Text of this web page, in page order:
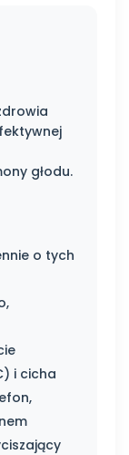
głodu.
o tych
i cicha